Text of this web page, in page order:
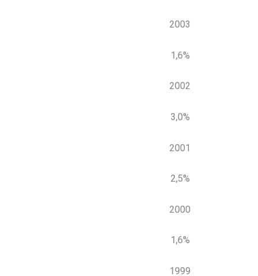
2003
1,6%
2002
3,0%
2001
2,5%
2000
1,6%
1999